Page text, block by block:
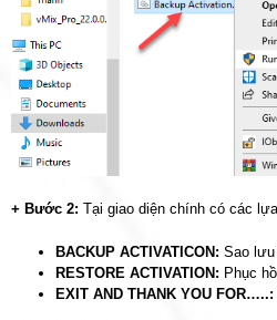
+ Bước 2: Tại giao diện chính có các
BACKUP ACTIVATICON: Sao lưu
RESTORE ACTIVATION: Phục
EXIT AND THANK YOU FOR…..: